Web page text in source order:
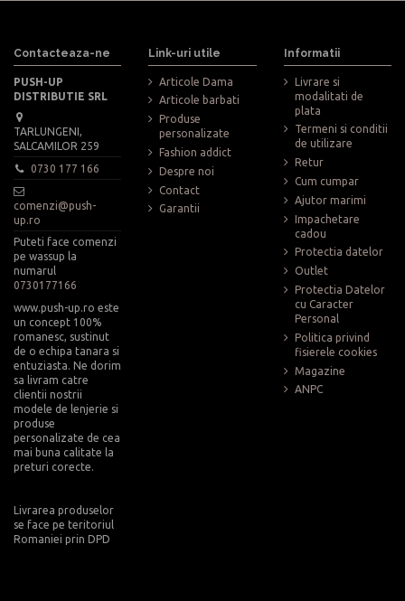
Contacteaza-ne
PUSH-UP
DISTRIBUTIE SRL
TARLUNGENI,
SALCAMILOR 259
0730 177 166
comenzi@push-
up.ro
Puteti face comenzi
pe wassup la
numarul
0730177166
www.push-up.ro este
un concept 100%
romanesc, sustinut
de o echipa tanara si
entuziasta. Ne dorim
sa livram catre
clientii nostrii
modele de lenjerie si
produse
personalizate de cea
mai buna calitate la
preturi corecte.
Livrarea produselor
se face pe teritoriul
Romaniei prin DPD
Link-uri utile
Articole Dama
Articole barbati
Produse
personalizate
Fashion addict
Despre noi
Contact
Garantii
Informatii
Livrare si
modalitati de
plata
Termeni si conditii
de utilizare
Retur
Cum cumpar
Ajutor marimi
Impachetare
cadou
Protectia datelor
Outlet
Protectia Datelor
cu Caracter
Personal
Politica privind
fisierele cookies
Magazine
ANPC